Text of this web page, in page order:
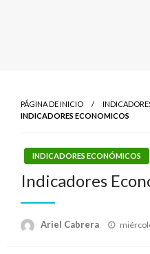
PÁGINA DE INICIO
INDICADORES ECONOMICOS
INDICADORES ECONÓMICOS
Indicadores
Ariel Cabrera